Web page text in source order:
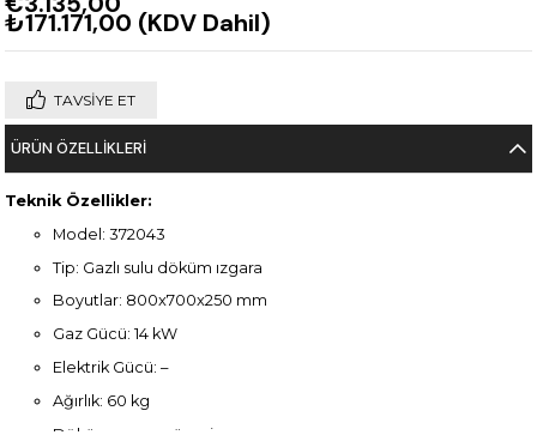
₺171.171,00 (KDV Dahil)
TAVSIYE ET
ÜRÜN ÖZELLIKLERI
Teknik Özellikler:
Model: 372043
Tip: Gazlı sulu döküm ızgara
Boyutlar: 800x700x250 mm
Gaz Gücü: 14 kW
Elektrik Gücü: –
Ağırlık: 60 kg
Döküm ızgara yüzeyi